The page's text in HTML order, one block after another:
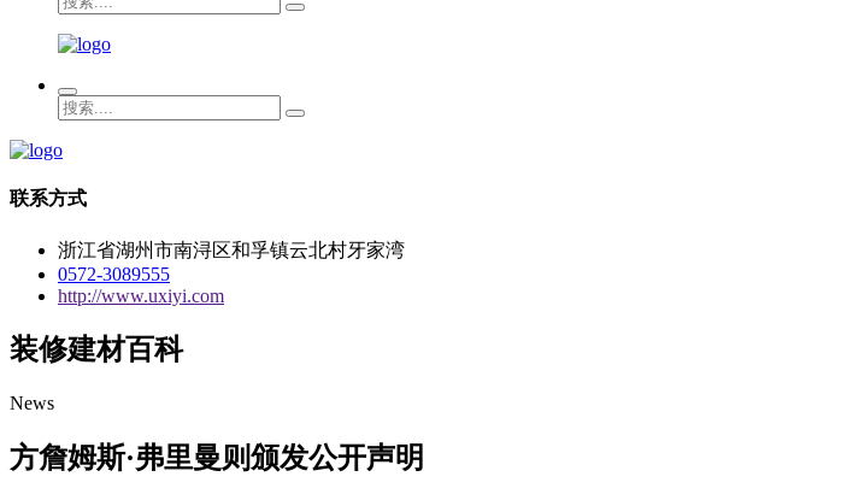
联系方式
浙江省湖州市南浔区和孚镇云北村牙家湾
0572-3089555
http://www.uxiyi.com
装修建材百科
News
方詹姆斯·弗里曼则颁发公开声明